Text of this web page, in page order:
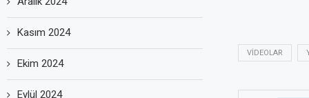
VIDEOLAR
Kasım 2024
Ekim 2024
Eylül 2024